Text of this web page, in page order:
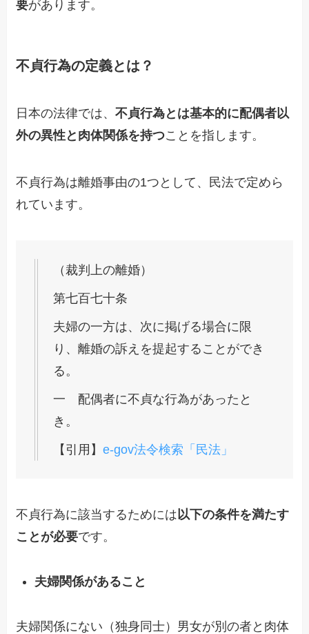
要があります。
不貞行為の定義とは？
日本の法律では、不貞行為とは基本的に配偶者以
外の異性と肉体関係を持つことを指します。
不貞行為は離婚事由の1つとして、民法で定めら
れています。
（裁判上の離婚）
第七百七十条
夫婦の一方は、次に掲げる場合に限
り、離婚の訴えを提起することができ
る。
一 配偶者に不貞な行為があったと
き。
【引用】e-gov法令検索「民法」
不貞行為に該当するためには以下の条件を満たす
ことが必要です。
夫婦関係があること
夫婦関係にない（独身同士）男女が別の者と肉体